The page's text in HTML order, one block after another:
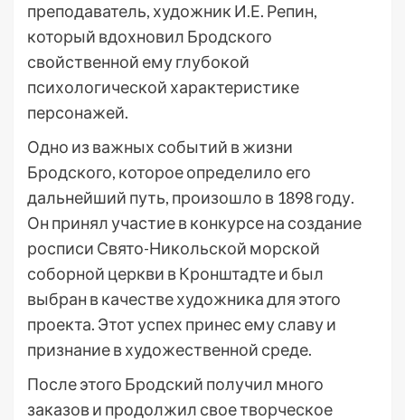
преподаватель, художник И.Е. Репин,
который вдохновил Бродского
свойственной ему глубокой
психологической характеристике
персонажей.
Одно из важных событий в жизни
Бродского, которое определило его
дальнейший путь, произошло в 1898 году.
Он принял участие в конкурсе на создание
росписи Свято-Никольской морской
соборной церкви в Кронштадте и был
выбран в качестве художника для этого
проекта. Этот успех принес ему славу и
признание в художественной среде.
После этого Бродский получил много
заказов и продолжил свое творческое